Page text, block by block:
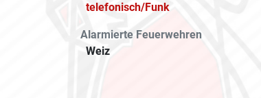
telefonisch/Funk
Alarmierte Feuerwehren
Weiz